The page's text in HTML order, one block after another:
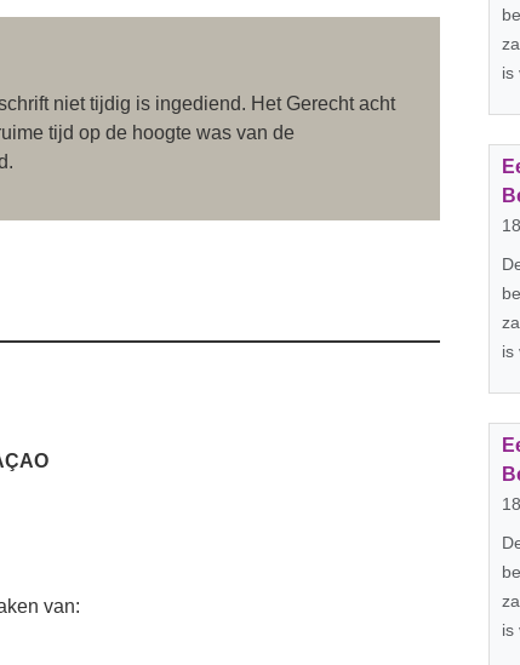
niet tijdig is ingediend. Het Gerecht acht
tijd op de hoogte was van de
van:
is
is
is